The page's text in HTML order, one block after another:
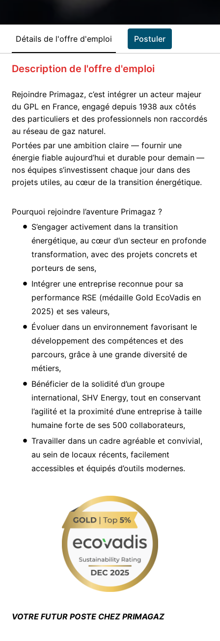
Détails de l'offre d'emploi Postuler
Description de l'offre d'emploi
Rejoindre Primagaz, c’est intégrer un acteur majeur
du GPL en France, engagé depuis 1938 aux côtés
des particuliers et des professionnels non raccordés
au réseau de gaz naturel.
Portées par une ambition claire — fournir une
énergie fiable aujourd’hui et durable pour demain —
nos équipes s’investissent chaque jour dans des
projets utiles, au cœur de la transition énergétique.
Pourquoi rejoindre l’aventure Primagaz ?
S’engager activement dans la transition
énergétique, au cœur d’un secteur en profonde
transformation, avec des projets concrets et
porteurs de sens,
Intégrer une entreprise reconnue pour sa
performance RSE (médaille Gold EcoVadis en
2025) et ses valeurs,
Évoluer dans un environnement favorisant le
développement des compétences et des
parcours, grâce à une grande diversité de
métiers,
Bénéficier de la solidité d’un groupe
international, SHV Energy, tout en conservant
l’agilité et la proximité d’une entreprise à taille
humaine forte de ses 500 collaborateurs,
Travailler dans un cadre agréable et convivial,
au sein de locaux récents, facilement
accessibles et équipés d’outils modernes.
VOTRE FUTUR POSTE CHEZ PRIMAGAZ